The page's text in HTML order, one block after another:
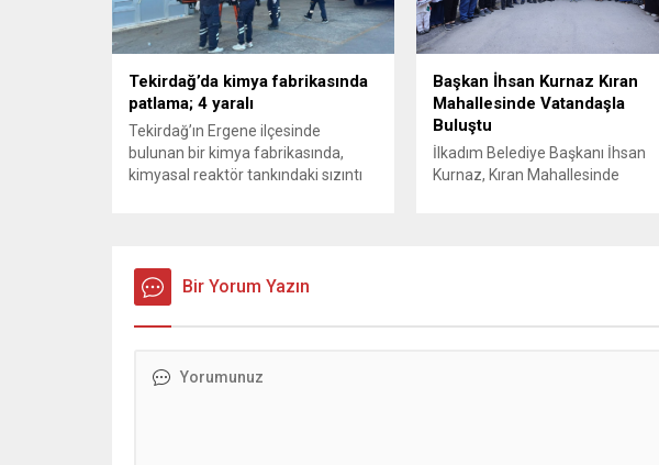
Yüksek Disiplin Kurulu’na (YDK) sevk
edilen ve partideki tüm
görevlerinden...
hale getiriyor. Hazine
Müsteşarlığına bağlı ilgili
kurumlarca...
Tekirdağ’da kimya fabrikasında
patlama; 4 yaralı
Tekirdağ’ın Ergene ilçesinde
bulunan bir kimya fabrikasında,
kimyasal reaktör tankındaki sızıntı
sevk edilirken, bölgede AFAD ve
KBRN ekipleri tarafından geniş çaplı
güvenlik ve sızıntı incelemesi
ilçesine...
Başkan İhsan Kurnaz Kıran
Mahallesinde Vatandaşla
Buluştu
İlkadım Belediye Başkanı İhsan
Kurnaz, Kıran Mahallesinde
kapsamında Kıran Mahallesini
Bir Yorum Yazın